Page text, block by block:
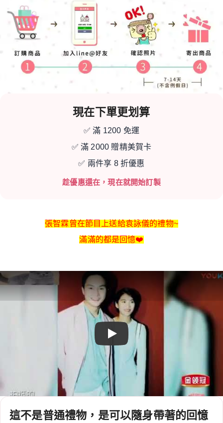
現在下單更划算
✅ 滿 1200 免運
✅ 滿 2000 贈精美賀卡
✅ 兩件享 8 折優惠
趁優惠還在，現在就開始訂製
張智霖曾在節目上送給袁詠儀的禮物~
滿滿的都是回憶❤️
Play
這不是普通禮物，是可以隨身帶著的回憶